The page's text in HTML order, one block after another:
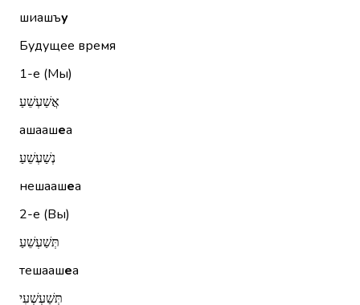
шиашъу
Будущее время
1-е (Мы)
אֲשַׁעְשֵׁעַ
ашаашеа
נְשַׁעְשֵׁעַ
нешаашеа
2-е (Вы)
תְּשַׁעְשֵׁעַ
тешаашеа
תְּשַׁעְשְׁעִי